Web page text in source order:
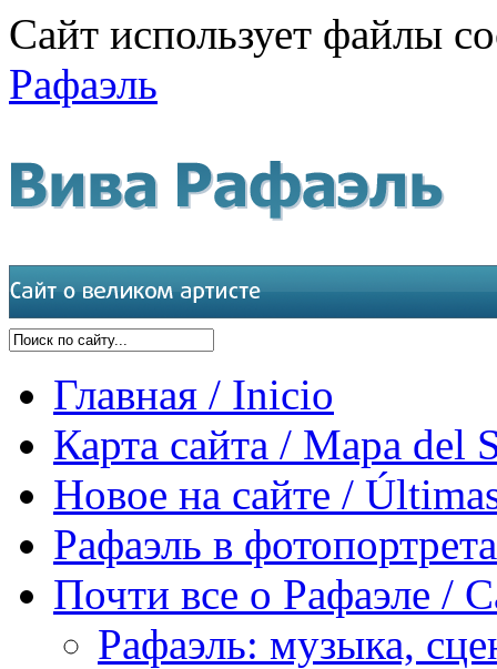
Сайт использует файлы
Рафаэль
Главная / Inicio
Карта сайта / Mapa del
Новое на сайте /
Рафаэль в
Почти все о Рафаэле /
Рафаэль: музыка,